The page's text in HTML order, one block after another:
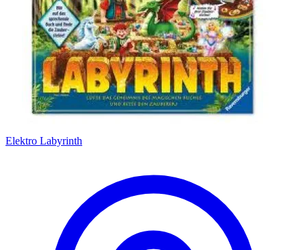
Elektro Labyrinth